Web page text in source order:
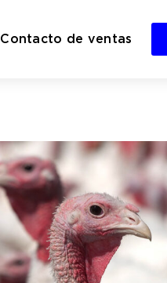
Contacto de ventas